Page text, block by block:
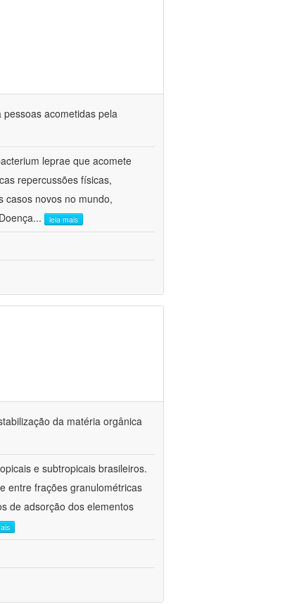
acometidas pela
leprae que acomete
repercussões físicas,
casos novos no mundo,
... leia mais
da matéria orgânica
e subtropicais brasileiros.
entre frações granulométricas
de adsorção dos elementos